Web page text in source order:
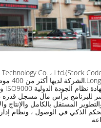
برأس مال مسجل قدره 100.06 مليون يوان صيني.